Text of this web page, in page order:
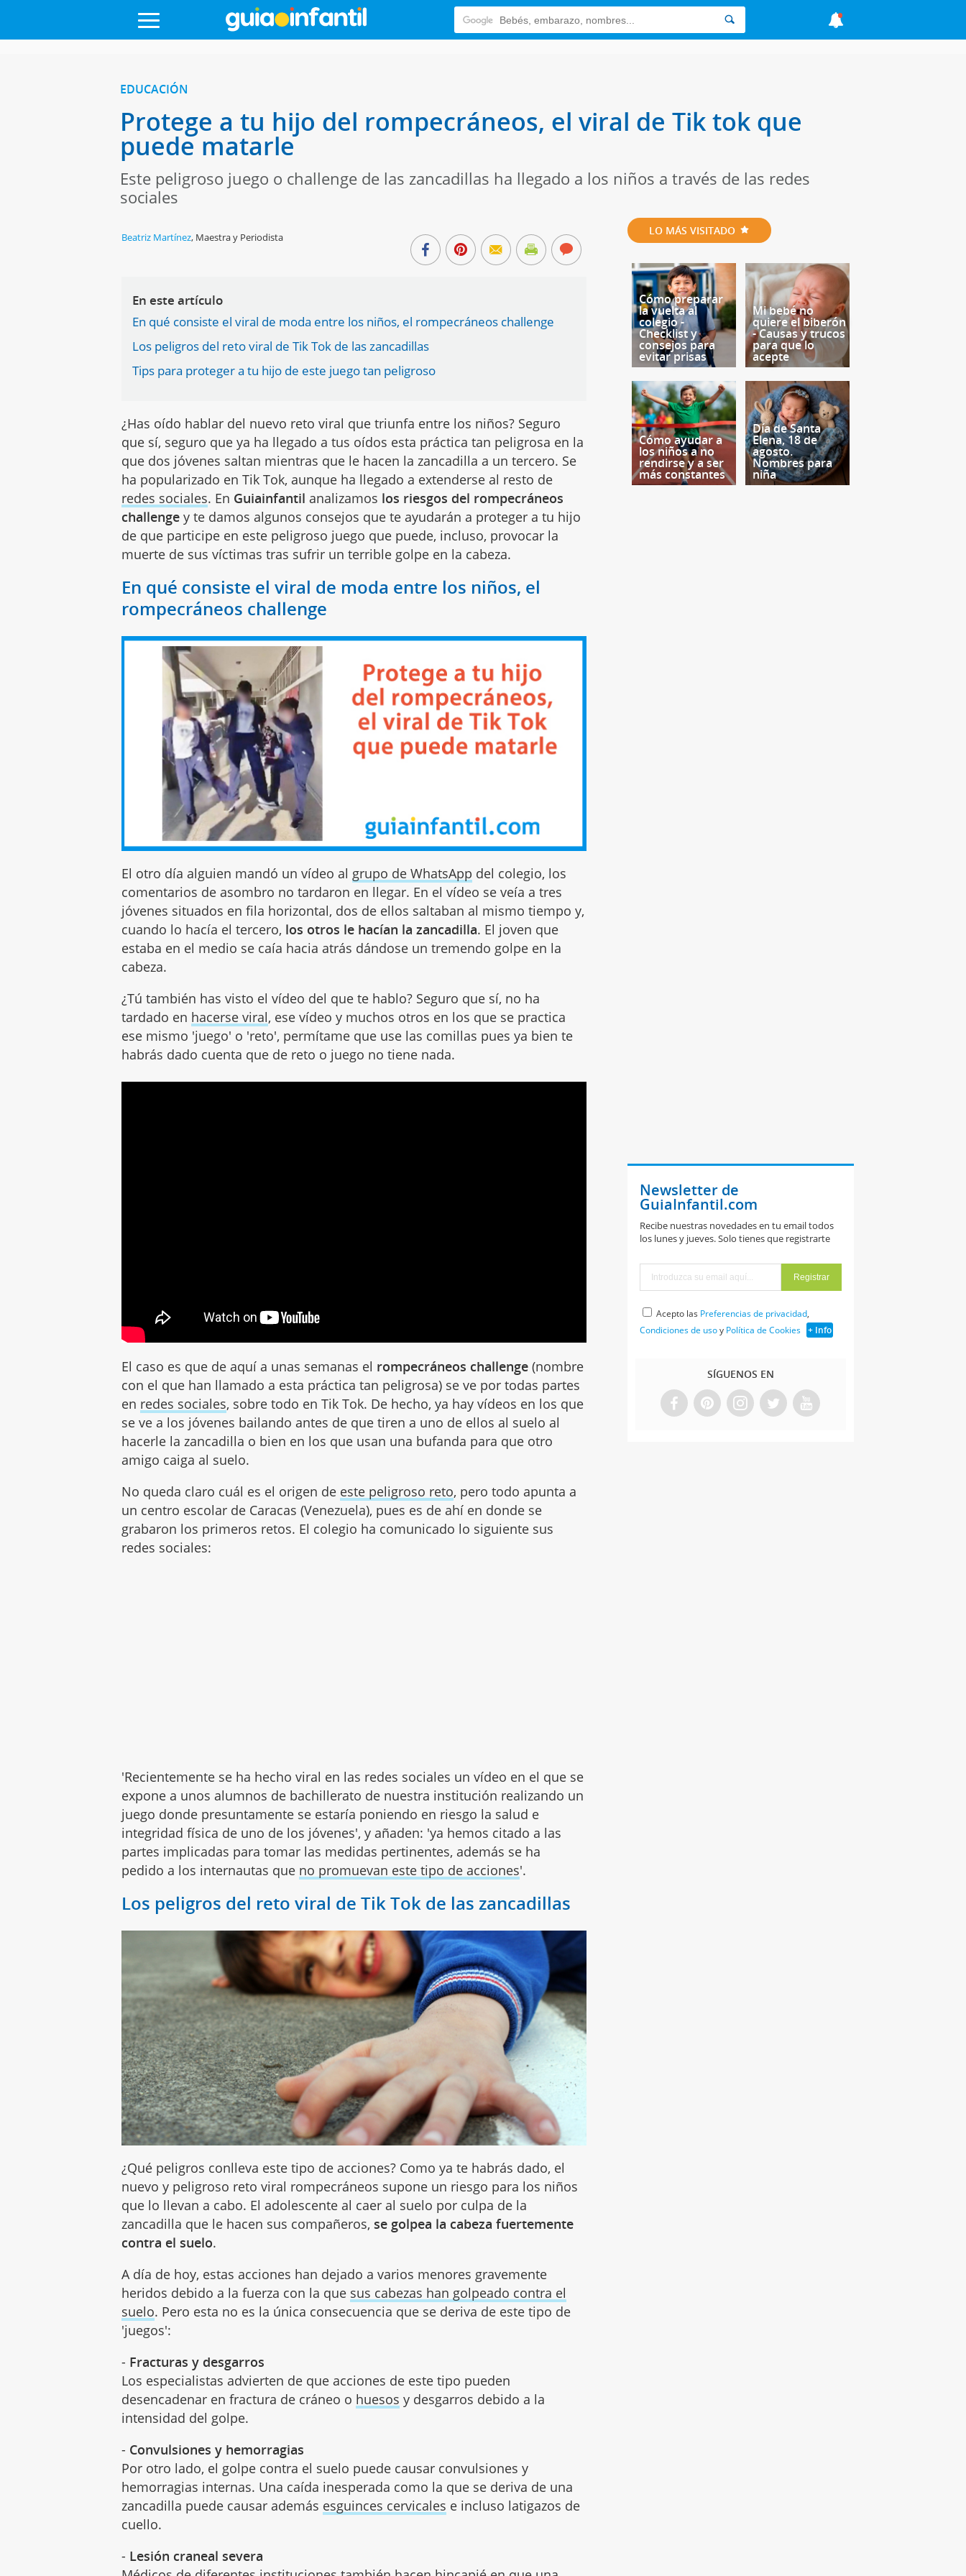
EDUCACIÓN
Protege a tu hijo del rompecráneos, el viral de Tik tok que
puede matarle
Este peligroso juego o challenge de las zancadillas ha llegado a los niños a través de las redes
sociales
Beatriz Martínez, Maestra y Periodista
En este artículo
En qué consiste el viral de moda entre los niños, el rompecráneos challenge
Los peligros del reto viral de Tik Tok de las zancadillas
Tips para proteger a tu hijo de este juego tan peligroso
¿Has oído hablar del nuevo reto viral que triunfa entre los niños? Seguro
que sí, seguro que ya ha llegado a tus oídos esta práctica tan peligrosa en la
que dos jóvenes saltan mientras que le hacen la zancadilla a un tercero. Se
ha popularizado en Tik Tok, aunque ha llegado a extenderse al resto de
redes sociales. En Guiainfantil analizamos los riesgos del rompecráneos
challenge y te damos algunos consejos que te ayudarán a proteger a tu hijo
de que participe en este peligroso juego que puede, incluso, provocar la
muerte de sus víctimas tras sufrir un terrible golpe en la cabeza.
En qué consiste el viral de moda entre los niños, el
rompecráneos challenge
El otro día alguien mandó un vídeo al grupo de WhatsApp del colegio, los
comentarios de asombro no tardaron en llegar. En el vídeo se veía a tres
jóvenes situados en fila horizontal, dos de ellos saltaban al mismo tiempo y,
cuando lo hacía el tercero, los otros le hacían la zancadilla. El joven que
estaba en el medio se caía hacia atrás dándose un tremendo golpe en la
cabeza.
¿Tú también has visto el vídeo del que te hablo? Seguro que sí, no ha
tardado en hacerse viral, ese vídeo y muchos otros en los que se practica
ese mismo 'juego' o 'reto', permítame que use las comillas pues ya bien te
habrás dado cuenta que de reto o juego no tiene nada.
El caso es que de aquí a unas semanas el rompecráneos challenge(nombre
con el que han llamado a esta práctica tan peligrosa) se ve por todas partes
en redes sociales, sobre todo en Tik Tok. De hecho, ya hay vídeos en los que
se ve a los jóvenes bailando antes de que tiren a uno de ellos al suelo al
hacerle la zancadilla o bien en los que usan una bufanda para que otro
amigo caiga al suelo.
No queda claro cuál es el origen de este peligroso reto, pero todo apunta a
un centro escolar de Caracas (Venezuela), pues es de ahí en donde se
grabaron los primeros retos. El colegio ha comunicado lo siguiente sus
redes sociales:
'Recientemente se ha hecho viral en las redes sociales un vídeo en el que se
expone a unos alumnos de bachillerato de nuestra institución realizando un
juego donde presuntamente se estaría poniendo en riesgo la salud e
integridad física de uno de los jóvenes', y añaden: 'ya hemos citado a las
partes implicadas para tomar las medidas pertinentes, además se ha
pedido a los internautas que no promuevan este tipo de acciones'.
Los peligros del reto viral de Tik Tok de las zancadillas
¿Qué peligros conlleva este tipo de acciones? Como ya te habrás dado, el
nuevo y peligroso reto viral rompecráneos supone un riesgo para los niños
que lo llevan a cabo. El adolescente al caer al suelo por culpa de la
zancadilla que le hacen sus compañeros,se golpea la cabeza fuertemente
contra el suelo.
A día de hoy, estas acciones han dejado a varios menores gravemente
heridos debido a la fuerza con la que sus cabezas han golpeado contra el
suelo. Pero esta no es la única consecuencia que se deriva de este tipo de
'juegos':
- Fracturas y desgarros
Los especialistas advierten de que acciones de este tipo pueden
desencadenar en fractura de cráneo o huesos y desgarros debido a la
intensidad del golpe.
- Convulsiones y hemorragias
Por otro lado, el golpe contra el suelo puede causar convulsiones y
hemorragias internas. Una caída inesperada como la que se deriva de una
zancadilla puede causar además esguinces cervicales e incluso latigazos de
cuello.
- Lesión craneal severa
LO MÁS VISITADO
Cómo preparar
la vuelta al
colegio -
Checklist y
consejos para
evitar prisas
Mi bebé no
quiere el biberón
- Causas y trucos
para que lo
acepte
Cómo ayudar a
los niños a no
rendirse y a ser
más constantes
Día de Santa
Elena, 18 de
agosto.
Nombres para
niña
Newsletter de
GuiaInfantil.com
Recibe nuestras novedades en tu email todos
los lunes y jueves. Solo tienes que registrarte
Acepto las Preferencias de privacidad,
Condiciones de usoy Política de Cookies + Info
SÍGUENOS EN